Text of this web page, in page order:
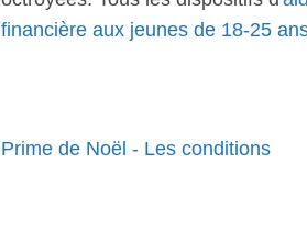
financière aux jeunes de 18-25
Prime de Noël - Les conditions